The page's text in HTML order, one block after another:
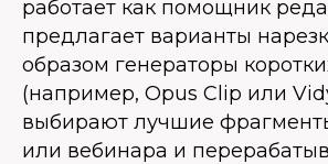
работает как помощник
предлагает варианты
образом генераторы
(например, Opus Clip или
выбирают лучшие
или вебинара и